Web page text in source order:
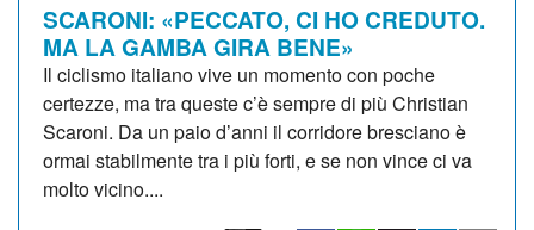
SCARONI: «PECCATO, CI HO CREDUTO.
MA LA GAMBA GIRA BENE»
Il ciclismo italiano vive un momento con poche
certezze, ma tra queste c’è sempre di più Christian
Scaroni. Da un paio d’anni il corridore bresciano è
ormai stabilmente tra i più forti, e se non vince ci va
molto vicino....